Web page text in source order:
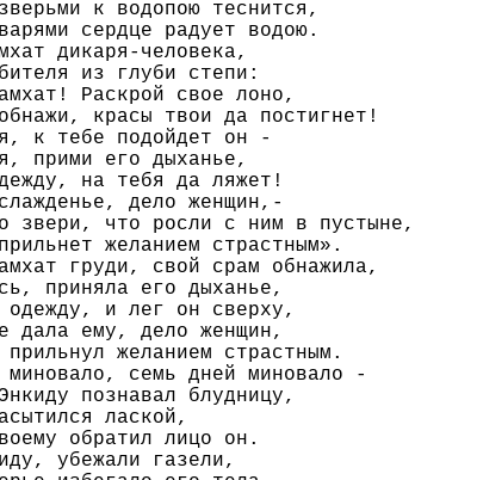
к водопою теснится,
сердце радует водою.
дикаря-человека,
из глуби степи:
Раскрой свое лоно,
красы твои да постигнет!
к тебе подойдет он -
прими его дыханье,
на тебя да ляжет!
дело женщин,-
звери, что росли с ним в пустыне,
желанием страстным».
груди, свой срам обнажила,
приняла его дыханье,
и лег он сверху,
дала ему, дело женщин,
желанием страстным.
семь дней миновало -
познавал блудницу,
лаской,
обратил лицо он.
убежали газели,